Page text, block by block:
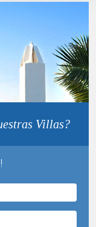
Villas?